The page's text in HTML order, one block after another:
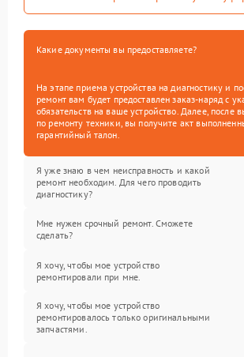
Какие документы вы предоставляете?
На этапе приема устройства на диагностику и
ремонт вам будет предоставлен заказ-наряд с
обязательств на ваше устройство. Далее, после
по ремонту техники, вы получите акт
гарантийный талон.
Я уже знаю в чем неисправность и какой
ремонт необходим. Для чего проводить
диагностику?
Мне нужен срочный ремонт. Сможете
сделать?
Я хочу, чтобы мое устройство
ремонтировали при мне.
Я хочу, чтобы мое устройство
ремонтировалось только оригинальными
запчастями.